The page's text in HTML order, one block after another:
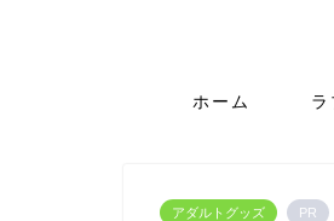
ホーム
アダルトグッズ PR